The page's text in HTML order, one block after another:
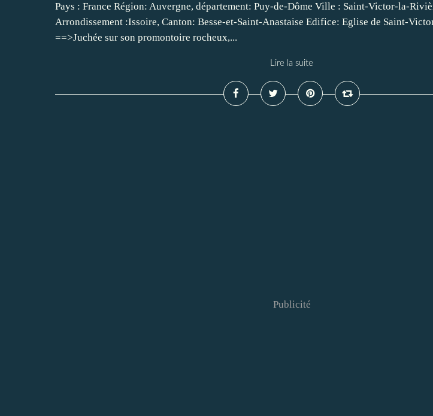
Pays : France Région: Auvergne, département: Puy-de-Dôme Ville : Saint-Victor-la-
Arrondissement :Issoire, Canton: Besse-et-Saint-Anastaise Edifice: Eglise de Saint-
==>Juchée sur son promontoire rocheux,...
Lire la suite
Publicité